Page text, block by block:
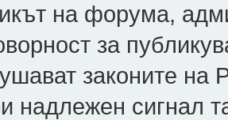
на форума,
за
законите
надлежен сигнал